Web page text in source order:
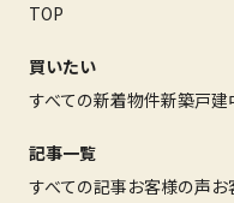
TOP
買いたい
すべての新着物件新築戸建
記事一覧
すべての記事お客様の声